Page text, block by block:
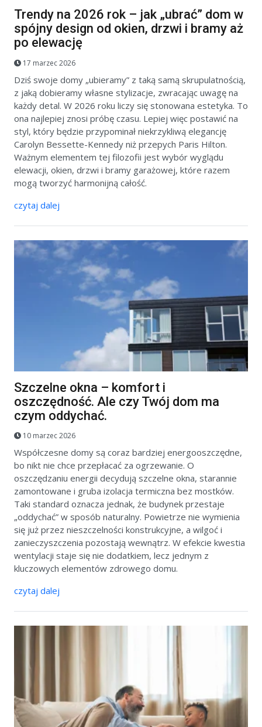
Trendy na 2026 rok – jak „ubrać” dom w
spójny design od okien, drzwi i bramy aż
po elewację
17 marzec 2026
Dziś swoje domy „ubieramy” z taką samą skrupulatnością,
z jaką dobieramy własne stylizacje, zwracając uwagę na
każdy detal. W 2026 roku liczy się stonowana estetyka. To
ona najlepiej znosi próbę czasu. Lepiej więc postawić na
styl, który będzie przypominał niekrzykliwą elegancję
Carolyn Bessette-Kennedy niż przepych Paris Hilton.
Ważnym elementem tej filozofii jest wybór wyglądu
elewacji, okien, drzwi i bramy garażowej, które razem
mogą tworzyć harmonijną całość.
czytaj dalej
Szczelne okna – komfort i
oszczędność. Ale czy Twój dom ma
czym oddychać.
10 marzec 2026
Współczesne domy są coraz bardziej energooszczędne,
bo nikt nie chce przepłacać za ogrzewanie. O
oszczędzaniu energii decydują szczelne okna, starannie
zamontowane i gruba izolacja termiczna bez mostków.
Taki standard oznacza jednak, że budynek przestaje
„oddychać” w sposób naturalny. Powietrze nie wymienia
się już przez nieszczelności konstrukcyjne, a wilgoć i
zanieczyszczenia pozostają wewnątrz. W efekcie kwestia
wentylacji staje się nie dodatkiem, lecz jednym z
kluczowych elementów zdrowego domu.
czytaj dalej